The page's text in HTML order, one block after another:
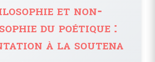
et non-
du poétique :
à la soutena